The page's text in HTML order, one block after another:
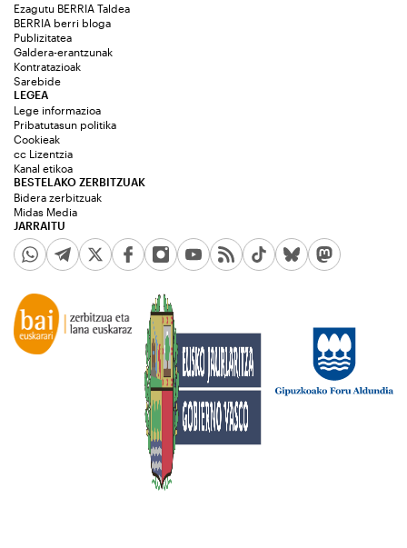
Ezagutu BERRIA Taldea
BERRIA berri bloga
Publizitatea
Galdera-erantzunak
Kontratazioak
Sarebide
JARRAITU
LEGEA
Lege informazioa
Pribatutasun politika
Cookieak
cc Lizentzia
Kanal etikoa
BESTELAKO ZERBITZUAK
Bidera zerbitzuak
Midas Media